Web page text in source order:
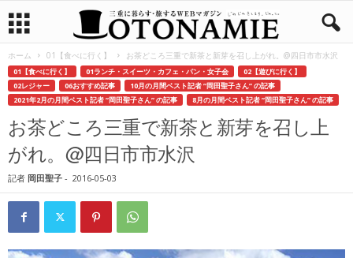
ホーム 01【食べに行く】 お茶どころ三重で新茶と新芽を召し上がれ。@四日市市水沢
01【食べに行く】 01ランチ・スイーツ・カフェ・パン・女子会
02【遊びに行く】
02レジャー
06おすすめ記事
10月の月間ベスト記者 ”岡田聖子さん” の記事
2021年2月の月間ベスト記者 ”岡田聖子さん” の記事
8月の月間ベスト記者 ”岡田聖子さん” の記事
お茶どころ三重で新茶と新芽を召し上
がれ。@四日市市水沢
記者 岡田聖子 - 2016-05-03